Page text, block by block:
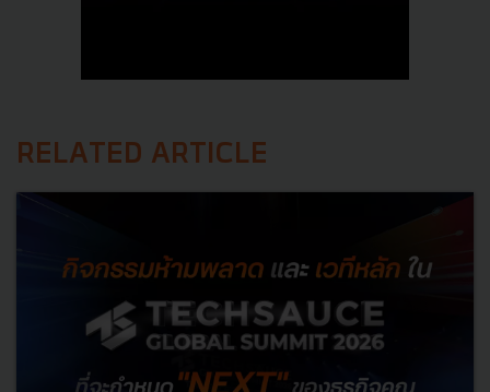
RELATED ARTICLE